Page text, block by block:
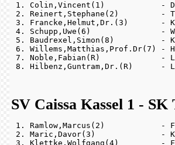
1. Colin,Vincent(1)            -
2. Reinert,Stephane(2)         -
3. Francke,Helmut,Dr.(3)       -
4. Schupp,Uwe(6)               -
5. Baudrexel,Simon(8)          -
6. Willems,Matthias,Prof.Dr(7)
7. Noble,Fabian(R)             -
SV Caissa Kassel 1 -
1. Ramlow,Marcus(2)            -
2. Maric,Davor(3)              -
3. Klettke,Wolfgang(4)         -